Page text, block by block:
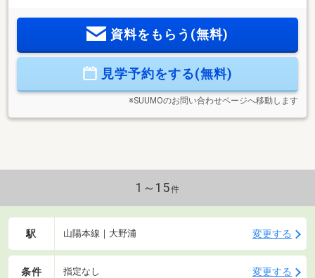
ーダイヤルまで！ お待ちしています♪トータテのホームペー
ジもぜひご参照ください。資料をもらう(無料)
見学予約をする(無料)
※SUUMOのお問い合わせページへ移動します
1～15件
駅 山陽本線｜大野浦 変更する
条件 指定なし 変更する